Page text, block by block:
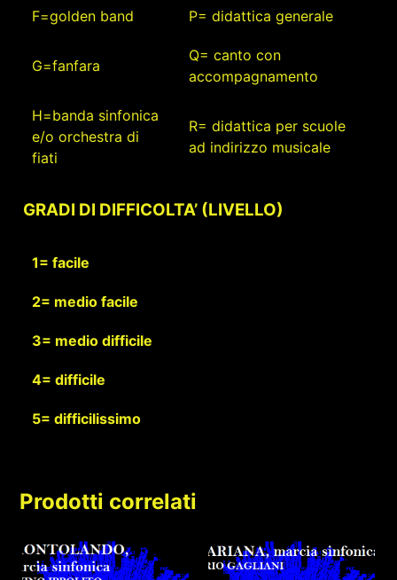
F=golden band P= didattica generale
G=fanfara
Q= canto con
accompagnamento
H=banda sinfonica
e/o orchestra di
fiati
R= didattica per scuole
ad indirizzo musicale
GRADI DI DIFFICOLTA’ (LIVELLO)
1= facile
2= medio facile
3= medio difficile
4= difficile
5= difficilissimo
Prodotti correlati